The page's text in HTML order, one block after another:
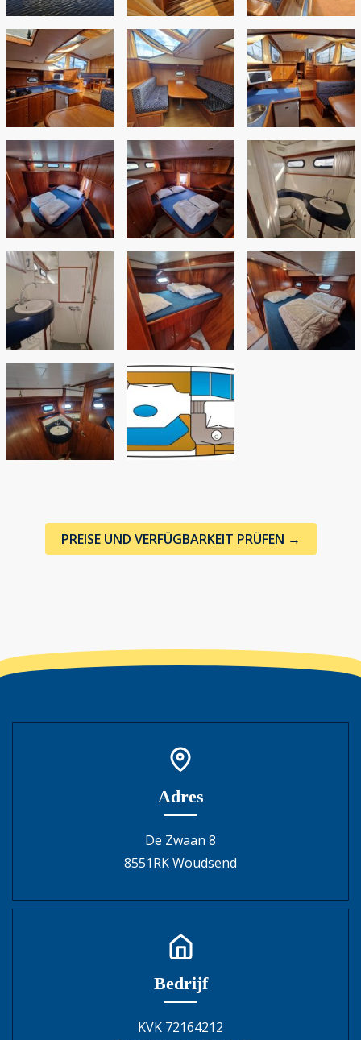
PREISE UND VERFÜGBARKEIT PRÜFEN →
Adres
De Zwaan 8
8551RK Woudsend
Bedrijf
KVK 72164212